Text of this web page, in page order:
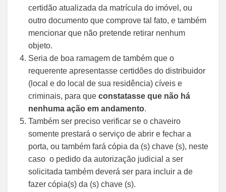
certidão atualizada da matrícula do imóvel, ou
outro documento que comprove tal fato, e também
mencionar que não pretende retirar nenhum
objeto.
Seria de boa ramagem de também que o
requerente apresentasse certidões do distribuidor
(local e do local de sua residência) cíveis e
criminais, para que constatasse que não há
nenhuma ação em andamento.
Também ser preciso verificar se o chaveiro
somente prestará o serviço de abrir e fechar a
porta, ou também fará cópia da (s) chave (s), neste
caso o pedido da autorização judicial a ser
solicitada também deverá ser para incluir a de
fazer cópia(s) da (s) chave (s).